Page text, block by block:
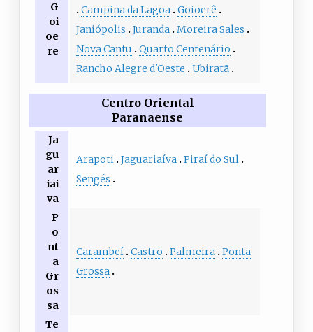
G
oi
oe
re
Campina da Lagoa Goioerê
Janiópolis
Juranda Moreira Sales
Nova Cantu
Quarto Centenário
Rancho Alegre d'Oeste
Ubiratã
Centro Oriental
Paranaense
Ja
gu
ar
iai
va
Arapoti Jaguariaíva Piraí do Sul
Sengés
P
o
nt
a
Gr
os
sa
Carambeí Castro Palmeira Ponta
Grossa
Te